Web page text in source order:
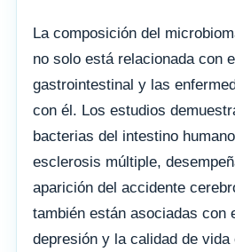
La composición del
no solo está relacionada con
gastrointestinal y las
con él. Los estudios
bacterias del intestino
esclerosis múltiple,
aparición del accidente
también están asociadas con
depresión y la calidad de vida